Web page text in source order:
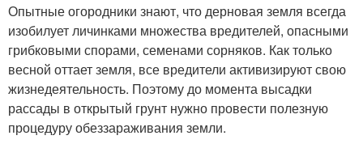
Опытные огородники знают, что дерновая земля всегда
изобилует личинками множества вредителей, опасными
грибковыми спорами, семенами сорняков. Как только
весной оттает земля, все вредители активизируют свою
жизнедеятельность. Поэтому до момента высадки
рассады в открытый грунт нужно провести полезную
процедуру обеззараживания земли.